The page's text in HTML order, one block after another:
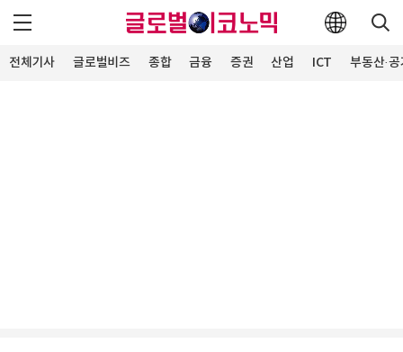
전체기사 글로벌비즈 종합 금융 증권 산업 ICT 부동산·